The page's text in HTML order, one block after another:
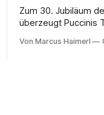
Zum 30. Jubiläum
überzeugt Puccinis
Überwachungsstaat
Von Marcus Haimerl